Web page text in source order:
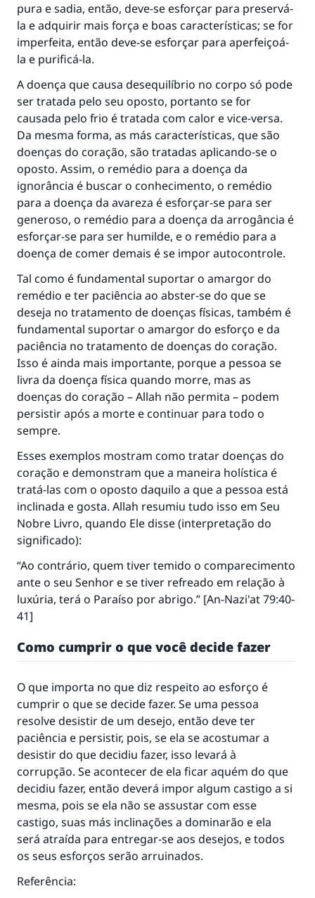
pura e sadia, então, deve-se esforçar para preservá-
la e adquirir mais força e boas características; se for
imperfeita, então deve-se esforçar para aperfeiçoá-
la e purificá-la.
A doença que causa desequilíbrio no corpo só pode
ser tratada pelo seu oposto, portanto se for
causada pelo frio é tratada com calor e vice-versa.
Da mesma forma, as más características, que são
doenças do coração, são tratadas aplicando-se o
oposto. Assim, o remédio para a doença da
ignorância é buscar o conhecimento, o remédio
para a doença da avareza é esforçar-se para ser
generoso, o remédio para a doença da arrogância é
esforçar-se para ser humilde, e o remédio para a
doença de comer demais é se impor autocontrole.
Tal como é fundamental suportar o amargor do
remédio e ter paciência ao abster-se do que se
deseja no tratamento de doenças físicas, também é
fundamental suportar o amargor do esforço e da
paciência no tratamento de doenças do coração.
Isso é ainda mais importante, porque a pessoa se
livra da doença física quando morre, mas as
doenças do coração – Allah não permita – podem
persistir após a morte e continuar para todo o
sempre.
Esses exemplos mostram como tratar doenças do
coração e demonstram que a maneira holística é
tratá-las com o oposto daquilo a que a pessoa está
inclinada e gosta. Allah resumiu tudo isso em Seu
Nobre Livro, quando Ele disse (interpretação do
significado):
“Ao contrário, quem tiver temido o comparecimento
ante o seu Senhor e se tiver refreado em relação à
luxúria, terá o Paraíso por abrigo.” [An-Nazi'at 79:40-
41]
Como cumprir o que você decide fazer
O que importa no que diz respeito ao esforço é
cumprir o que se decide fazer. Se uma pessoa
resolve desistir de um desejo, então deve ter
paciência e persistir, pois, se ela se acostumar a
desistir do que decidiu fazer, isso levará à
corrupção. Se acontecer de ela ficar aquém do que
decidiu fazer, então deverá impor algum castigo a si
mesma, pois se ela não se assustar com esse
castigo, suas más inclinações a dominarão e ela
será atraída para entregar-se aos desejos, e todos
os seus esforços serão arruinados.
Referência: